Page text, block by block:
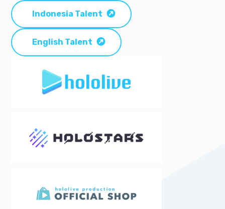
Indonesia Talent
English Talent